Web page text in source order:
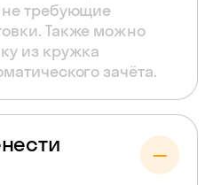
требующие
Также можно
из кружка
зачёта.